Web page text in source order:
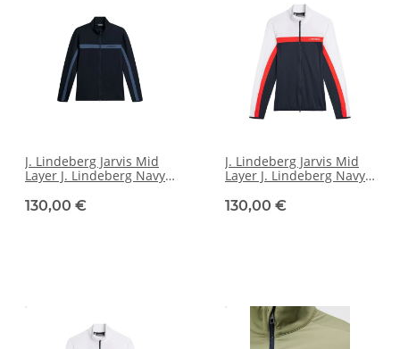
J. Lindeberg Jarvis Mid
Layer J. Lindeberg Navy
130,00 €
J. Lindeberg Jarvis Mid
Layer J. Lindeberg Navy
130,00 €